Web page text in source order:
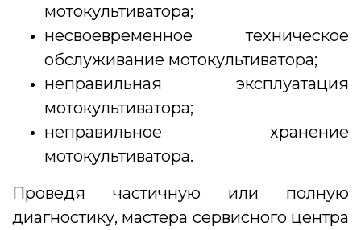
мотокультиватора;
несвоевременное техническое
обслуживание мотокультиватора;
неправильная эксплуатация
мотокультиватора;
неправильное хранение
мотокультиватора.
Проведя частичную или полную
диагностику, мастера сервисного центра